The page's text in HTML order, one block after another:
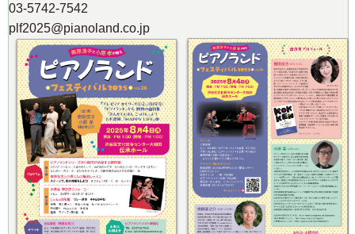
03-5742-7542
plf2025@pianoland.co.jp